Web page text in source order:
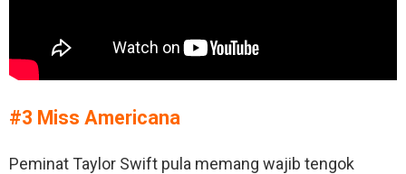
#3 Miss Americana
Peminat Taylor Swift pula memang wajib tengok